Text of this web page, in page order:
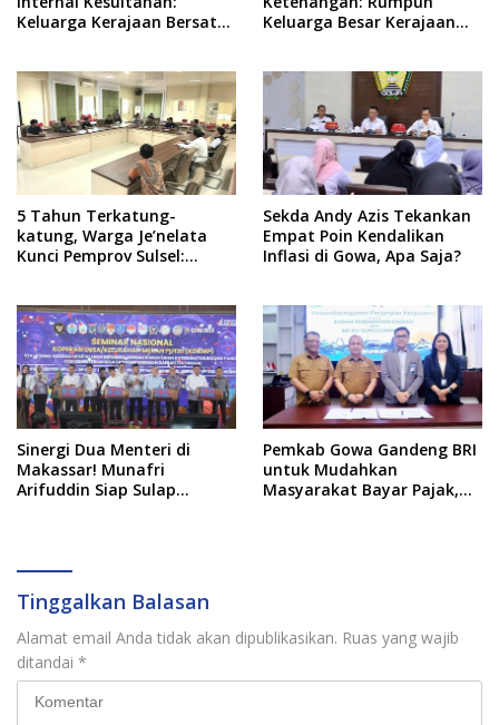
Keluarga Kerajaan Bersatu
Keluarga Besar Kerajaan
Jalur Musyawarah,
Ingatkan Soal Adat dan
Adab
5 Tahun Terkatung-
katung, Warga Je’nelata
Kunci Pemprov Sulsel:
Sekda Andy Azis Tekankan
Empat Poin Kendalikan
Inflasi di Gowa, Apa Saja?
Sinergi Dua Menteri di
Makassar! Munafri
Arifuddin Siap Sulap
Pemkab Gowa Gandeng BRI
untuk Mudahkan
Masyarakat Bayar Pajak,
Tinggalkan Balasan
Alamat email Anda tidak akan dipublikasikan. Ruas yang wajib
ditandai *